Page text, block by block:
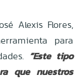
Alexis Flores,
para
“Este tipo
que nuestros